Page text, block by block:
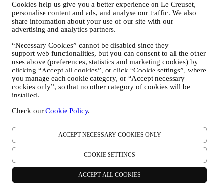
Cookies help us give you a better experience on Le Creuset,
personalise content and ads, and analyse our traffic. We also
share information about your use of our site with our
advertising and analytics partners.
“Necessary Cookies” cannot be disabled since they
support web functionalities, but you can consent to all the other
uses above (preferences, statistics and marketing cookies) by
clicking “Accept all cookies”, or click “Cookie settings”, where
you manage each cookie category, or “Accept necessary
cookies only”, so that no other category of cookies will be
installed.
Check our Cookie Policy.
ACCEPT NECESSARY COOKIES ONLY
COOKIE SETTINGS
ACCEPT ALL COOKIES
identificarlo a través de esta información técnica. Para obtener
información sobre la recopilación de datos a través de
cookies, consulte nuestra Política de Cookiesaquí
sus comentarios, solicitudes, quejas, preguntas o interacciones
con nosotros (por ejemplo, sus mensajes, chats, publicaciones
en redes sociales, correos electrónicos o llamadas telefónicas).
Los datos personales recopilados de usted cuando utiliza el Sitio
web o proporciona información de identificación personal, están
muy protegidos y tiene los derechos de privacidad que se explican
en el párrafo 8) a continuación.
El responsable del tratamiento de datos de los servicios de comercio
domicilio social en Paseo de Gracia 9, 2º - 08007 – Barcelona.
Si consientes recibir comunicaciones de marketing de nuestra parte,
pasarás a formar parte de la base de datos de consumidores del
grupo Le Creuset, que es gestionada, como corresponsables del
tratamiento, por Le Creuset SL y Le Creuset Group AG, con
domicilio social en Neuhofstrasse 4, Baar, Zugo, 6340 Suiza (que ha
designado como representante en la UE a Le Creuset SL, con